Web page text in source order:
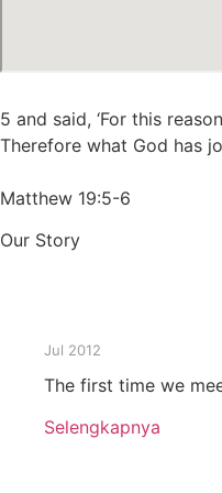
5 and said, ‘For this
Therefore what God has
Matthew 19:5-6
Our Story
Jul 2012
The first time we
Selengkapnya